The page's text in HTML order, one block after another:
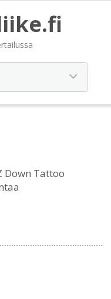
Down Tattoo